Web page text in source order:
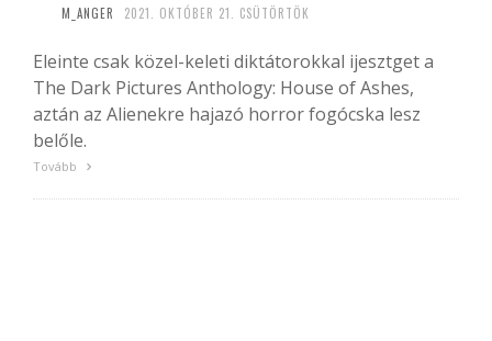
M_ANGER 2021. OKTÓBER 21. CSÜTÖRTÖK
Eleinte csak közel-keleti diktátorokkal ijesztget a
The Dark Pictures Anthology: House of Ashes,
aztán az Alienekre hajazó horror fogócska lesz
belőle.
Tovább